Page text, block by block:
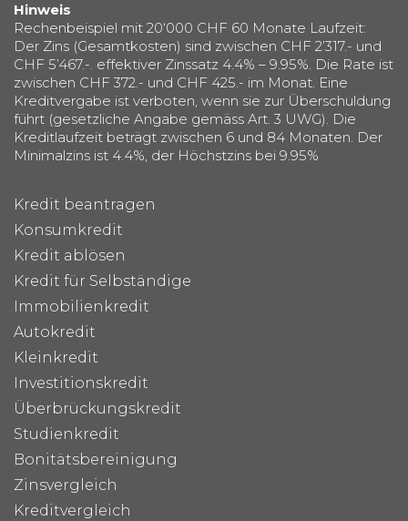
Hinweis
Rechenbeispiel mit 20‘000 CHF 60 Monate Laufzeit:
Der Zins (Gesamtkosten) sind zwischen CHF 2’317.- und
CHF 5’467.-. effektiver Zinssatz 4.4% – 9.95%. Die Rate ist
zwischen CHF 372.- und CHF 425.- im Monat. Eine
Kreditvergabe ist verboten, wenn sie zur Überschuldung
führt (gesetzliche Angabe gemäss Art. 3 UWG). Die
Kreditlaufzeit beträgt zwischen 6 und 84 Monaten. Der
Minimalzins ist 4.4%, der Höchstzins bei 9.95%
Kredit beantragen
Konsumkredit
Kredit ablösen
Kredit für Selbständige
Immobilienkredit
Autokredit
Kleinkredit
Investitionskredit
Überbrückungskredit
Studienkredit
Bonitätsbereinigung
Zinsvergleich
Kreditvergleich